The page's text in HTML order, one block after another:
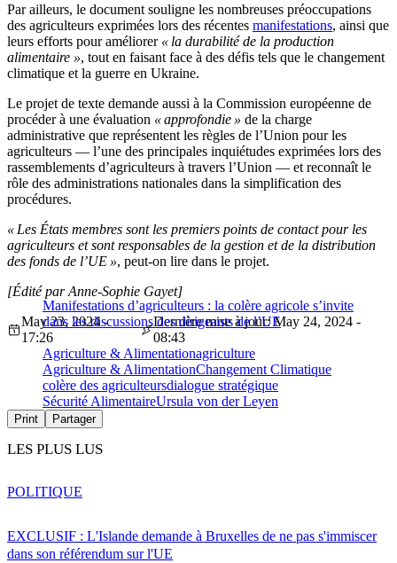
Par ailleurs, le document souligne les nombreuses préoccupations
des agriculteurs exprimées lors des récentes manifestations, ainsi que
leurs efforts pour améliorer « la durabilité de la production
alimentaire », tout en faisant face à des défis tels que le changement
climatique et la guerre en Ukraine.
Le projet de texte demande aussi à la Commission européenne de
procéder à une évaluation « approfondie » de la charge
administrative que représentent les règles de l’Union pour les
agriculteurs — l’une des principales inquiétudes exprimées lors des
rassemblements d’agriculteurs à travers l’Union — et reconnaît le
rôle des administrations nationales dans la simplification des
procédures.
« Les États membres sont les premiers points de contact pour les
agriculteurs et sont responsables de la gestion et de la distribution
des fonds de l’UE », peut-on lire dans le projet.
Manifestations d’agriculteurs : la colère agricole s’invite
dans les discussions des dirigeants de l’UE
[Édité par Anne-Sophie Gayet]
May 23, 2024 -
17:26
Dernière mise à jour: May 24, 2024 -
08:43
Agriculture & Alimentationagriculture
Agriculture & AlimentationChangement Climatique
colère des agriculteursdialogue stratégique
Sécurité AlimentaireUrsula von der Leyen
Print Partager
LES PLUS LUS
EXCLUSIF : L'Islande demande à Bruxelles de ne pas s'immiscer
dans son référendum sur l'UE
POLITIQUE